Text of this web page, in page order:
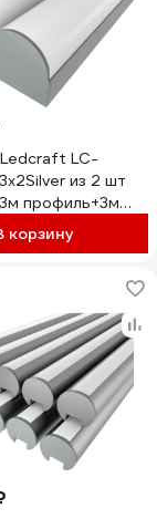
LC-
из 2 шт
профиль+3м
заглушки)
корзину